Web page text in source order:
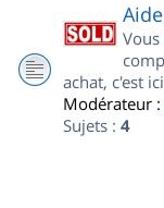
achat, c'est
Modérateur :
Sujets : 4